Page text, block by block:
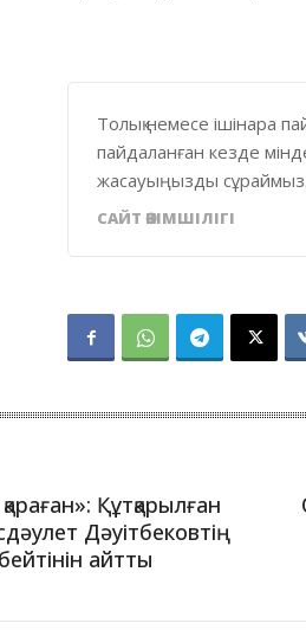
Толық немесе ішінара
пайдаланған кезде
жасауыңызды сұраймыз.
САЙТ ӘКІМШІЛІГІ
Құтқарылған
Дәуітбековтің
айтты